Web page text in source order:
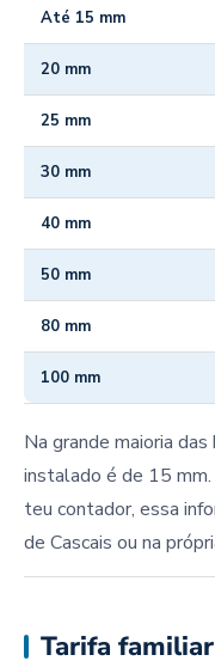
Até 15 mm
20 mm
25 mm
30 mm
40 mm
50 mm
80 mm
100 mm
Na grande maioria
instalado é de 15
teu contador, essa
de Cascais ou na
Tarifa